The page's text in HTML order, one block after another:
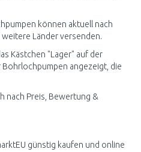
können aktuell nach
Länder versenden.
Kästchen "Lager" auf der
angezeigt, die
nach Preis, Bewertung &
günstig kaufen und online